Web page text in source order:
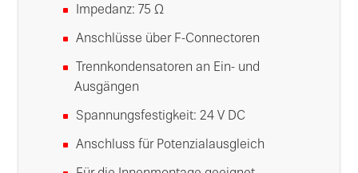
Impedanz: 75 Ω
Anschlüsse über F-Connectoren
Trennkondensatoren an Ein- und
Ausgängen
Spannungsfestigkeit: 24 V DC
Anschluss für Potenzialausgleich